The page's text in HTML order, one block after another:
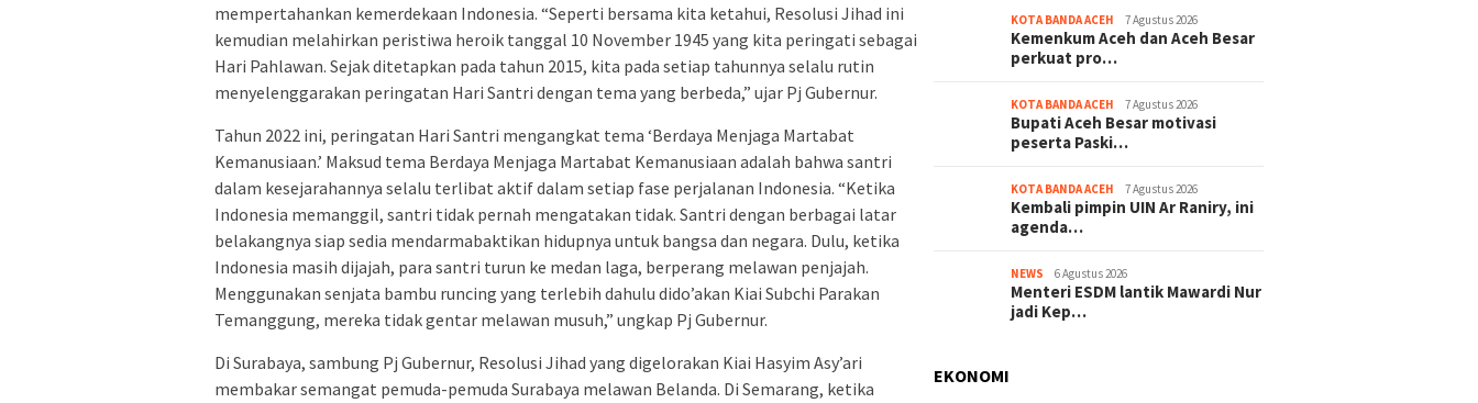
mempertahankan kemerdekaan Indonesia. “Seperti bersama kita ketahui, Resolusi Jihad ini
kemudian melahirkan peristiwa heroik tanggal 10 November 1945 yang kita peringati sebagai
Hari Pahlawan. Sejak ditetapkan pada tahun 2015, kita pada setiap tahunnya selalu rutin
menyelenggarakan peringatan Hari Santri dengan tema yang berbeda,” ujar Pj Gubernur.
Tahun 2022 ini, peringatan Hari Santri mengangkat tema ‘Berdaya Menjaga Martabat
Kemanusiaan.’ Maksud tema Berdaya Menjaga Martabat Kemanusiaan adalah bahwa santri
dalam kesejarahannya selalu terlibat aktif dalam setiap fase perjalanan Indonesia. “Ketika
Indonesia memanggil, santri tidak pernah mengatakan tidak. Santri dengan berbagai latar
belakangnya siap sedia mendarmabaktikan hidupnya untuk bangsa dan negara. Dulu, ketika
Indonesia masih dijajah, para santri turun ke medan laga, berperang melawan penjajah.
Menggunakan senjata bambu runcing yang terlebih dahulu dido’akan Kiai Subchi Parakan
Temanggung, mereka tidak gentar melawan musuh,” ungkap Pj Gubernur.
Di Surabaya, sambung Pj Gubernur, Resolusi Jihad yang digelorakan Kiai Hasyim Asy’ari
membakar semangat pemuda-pemuda Surabaya melawan Belanda. Di Semarang, ketika
KOTA BANDA ACEH 7 Agustus 2026
Kemenkum Aceh dan Aceh Besar
perkuat pro…
KOTA BANDA ACEH 7 Agustus 2026
Bupati Aceh Besar motivasi
peserta Paski…
KOTA BANDA ACEH 7 Agustus 2026
Kembali pimpin UIN Ar Raniry, ini
agenda…
NEWS 6 Agustus 2026
Menteri ESDM lantik Mawardi Nur
jadi Kep…
EKONOMI